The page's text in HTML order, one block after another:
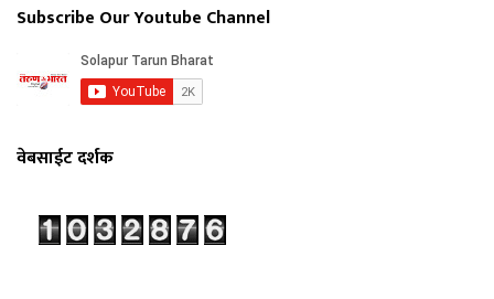
Subscribe Our Youtube Channel
वेबसाईट दर्शक